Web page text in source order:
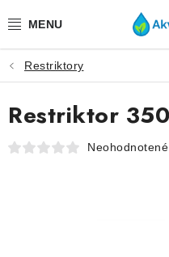
na
TECHNIKA
HNOJIVÁ
VODA
Restriktory
Restriktor 350
Neohodnotené